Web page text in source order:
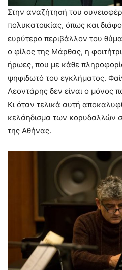
Στην αναζήτησή του
πολυκατοικίας, όπως και
ευρύτερο περιβάλλον του
ο φίλος της Μάρθας, η
ήρωες, που με κάθε
ψηφιδωτό του εγκλήματος.
Λεοντάρης δεν είναι ο μόνος
Κι όταν τελικά αυτή
κελάηδισμα των κορυδαλλών
της Αθήνας.